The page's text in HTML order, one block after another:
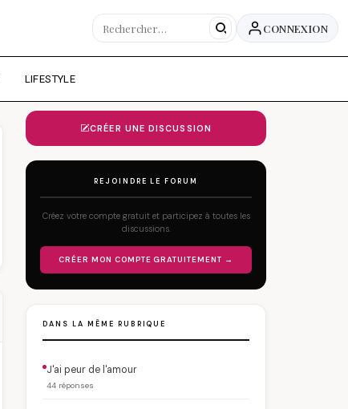
CONNEXION
LIFESTYLE
CRÉER UNE DISCUSSION
REJOINDRE LE FORUM
Créez votre compte gratuit et participez à toutes les
discussions.
CRÉER MON COMPTE GRATUITEMENT →
DANS LA MÊME RUBRIQUE
J'ai peur de l'amour
44 réponses